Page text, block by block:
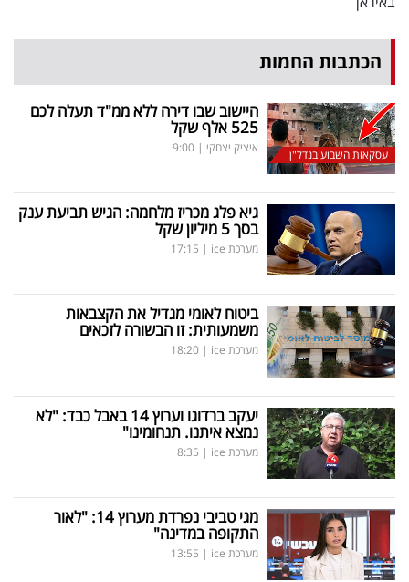
הכתבות החמות
עסקאות השבוע בנדל"ן
היישוב שבו דירה ללא ממ"ד תעלה לכם
525 אלף שקל
איציק יצחקי |
9:00
גיא פלג מכריז מלחמה: הגיש תביעת ענק
בסך 5 מיליון שקל
מערכת ice |
17:15
ביטוח לאומי מגדיל את הקצבאות
משמעותית: זו הבשורה לזכאים
מערכת ice |
18:20
יעקב ברדוגו וערוץ 14 באבל כבד: "לא
נמצא איתנו. תנחומינו"
מערכת ice |
8:35
מגי טביבי נפרדת מערוץ 14: "לאור
התקופה במדינה"
מערכת ice |
13:55